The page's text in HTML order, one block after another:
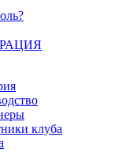
клуба